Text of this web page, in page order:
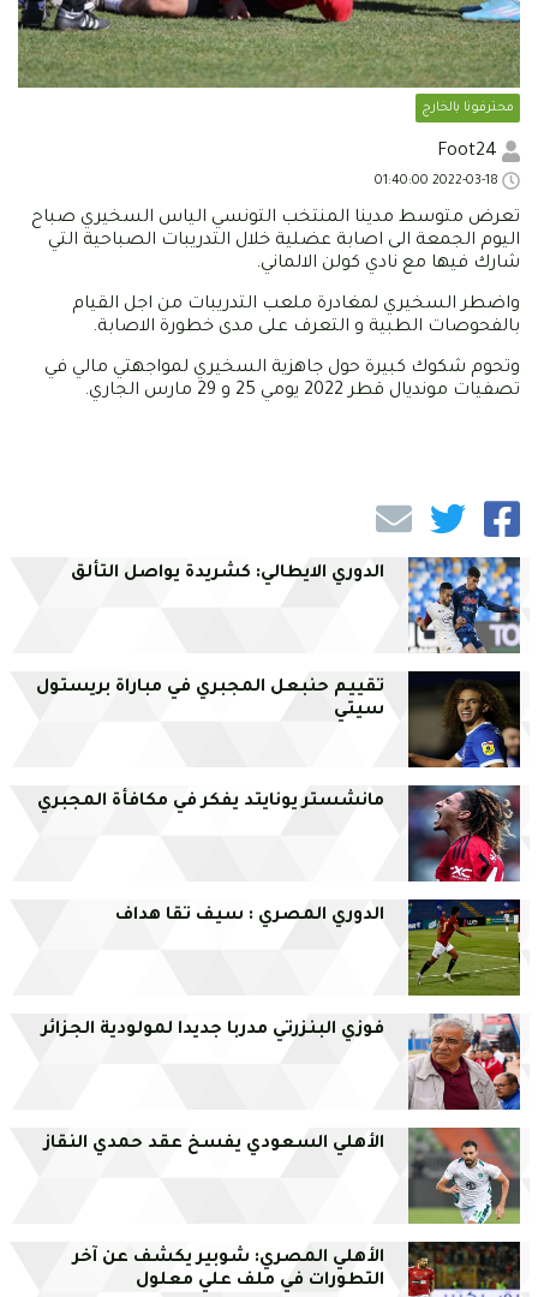
محترفونا بالخارج
تعرض متوسط مدينا المنتخب التونسي الياس السخيري صباح
اليوم الجمعة الى اصابة عضلية خلال التدريبات الصباحية التي
شارك فيها مع نادي كولن الالماني.
واضطر السخيري لمغادرة ملعب التدريبات من اجل القيام
بالفحوصات الطبية و التعرف على مدى خطورة الاصابة.
وتحوم شكوك كبيرة حول جاهزية السخيري لمواجهتي مالي في
تصفيات مونديال قطر 2022 يومي 25 و 29 مارس الجاري.
الدوري الايطالي: كشريدة يواصل التألق
تقييم حنبعل المجبري في مباراة بريستول
سيتي
مانشستر يونايتد يفكر في مكافأة المجبري
الدوري المصري : سيف تقا هداف
فوزي البنزرتي مدربا جديدا لمولودية الجزائر
الأهلي السعودي يفسخ عقد حمدي النقاز
الأهلي المصري: شوبير يكشف عن آخر
التطورات في ملف علي معلول